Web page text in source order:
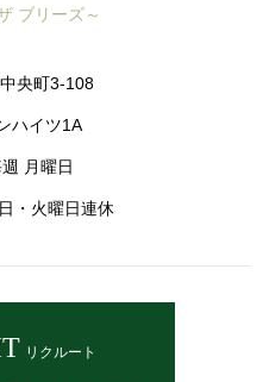
ブリーズ～
央町3-108
ハイツ1A
月曜日
・火曜日連休
リクルート